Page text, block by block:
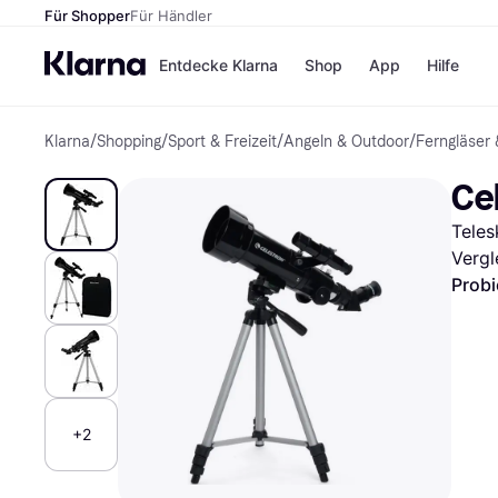
Für ShopperFür Händler
Entdecke Klarna
Zahlungsmethoden
Bezahle in bis zu 30
Tagen
Ratenzahlung
Shop
Shops
H&M
Temu
App Hilfe
Klarna/Shopping/Sport & Freizeit/Angeln & Outdoor/Ferngläser
+2